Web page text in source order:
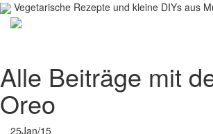
Vegetarische Rezepte und kleine DIYs aus
Alle Beiträge mit
Oreo
25Jan/15